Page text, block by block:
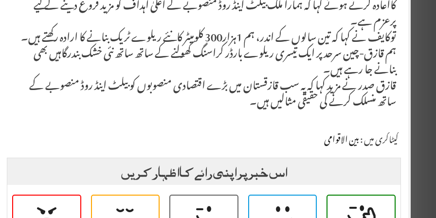
کااعادہ کرتے ہوئے کہا کہ ہمارا ملک بیلٹ اینڈ روڈ منصوبے کے اعلیٰ اہداف کو مزید فروغ دینے کے لیے
پرعزم ہے۔ توکایف نے کہا کہ تین سالوں کے اندر، ہم 1ہزار300 کلومیٹر کانئے ریلوے ٹریک بنانے کا ارادہ رکھتے ہیں۔
ہم قازق-چین سرحد پر ایک تیسری ریلوے بارڈر کراسنگ کھولنے کے ساتھ ساتھ نئی خشک بندرگاہیں بھی
بنانے جا رہے ہیں۔
قازق صدر نے مزید کہا کہ یہ سب قازقستان میں بڑے اقتصادی منصوبوں کو بیلٹ اینڈ روڈ منصوبے کے
ساتھ منسلک کرنے کی حقیقی مثالیں ہیں۔
کیٹاگری میں :بین الاقوامی
اس خبر پر اپنی رائے کا اظہار کریں